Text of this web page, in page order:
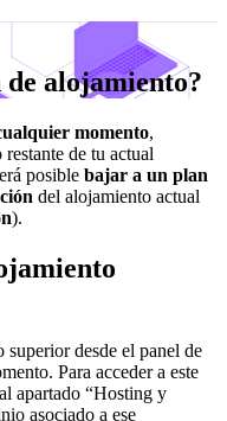
alojamiento?
momento,
de tu actual
posible bajar a un plan
del alojamiento actual
).
desde el panel de
Para acceder a este
apartado “Hosting y
asociado a ese